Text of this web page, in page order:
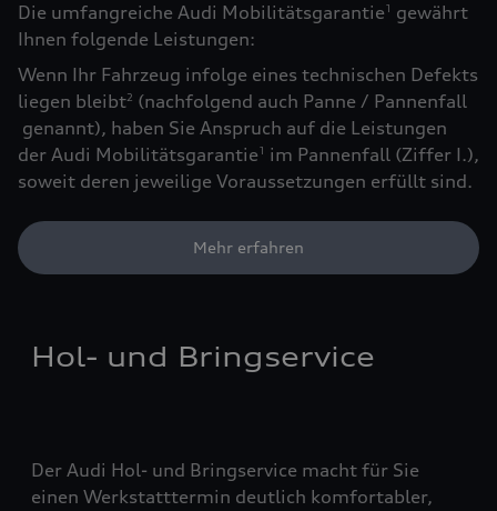
Die umfangreiche Audi Mobilitätsgarantie1
gewährt
Ihnen folgende Leistungen:
Wenn Ihr Fahrzeug infolge eines technischen Defekts
liegen bleibt2 (nachfolgend auch Panne / Pannenfall
genannt), haben Sie Anspruch auf die Leistungen
der Audi Mobilitätsgarantie1
im Pannenfall (Ziffer I.),
soweit deren jeweilige Voraussetzungen erfüllt sind.
Mehr erfahren
Hol- und Bringservice
Der Audi Hol- und Bringservice macht für Sie
einen Werkstatttermin deutlich komfortabler,